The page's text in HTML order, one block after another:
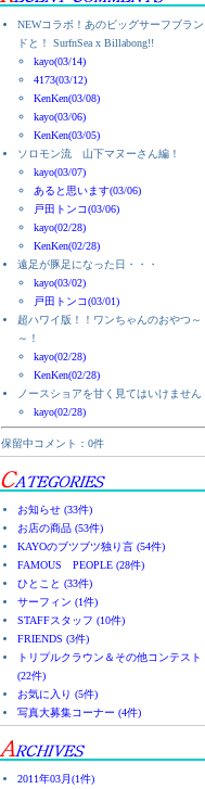
NEWコラボ！あのビッグサーフブラン
ドと！ SurfnSea x Billabong!!
kayo(03/14)
4173(03/12)
KenKen(03/08)
kayo(03/06)
KenKen(03/05)
ソロモン流 山下マヌーさん編！
kayo(03/07)
あると思います(03/06)
戸田トンコ(03/06)
kayo(02/28)
KenKen(02/28)
遠足が豚足になった日・・・
kayo(03/02)
戸田トンコ(03/01)
超ハワイ版！！ワンちゃんのおやつ～
～！
kayo(02/28)
KenKen(02/28)
ノースショアを甘く見てはいけません
kayo(02/28)
保留中コメント：0件
お知らせ (33件)
お店の商品 (53件)
KAYOのブツブツ独り言 (54件)
FAMOUS PEOPLE (28件)
ひとこと (33件)
サーフィン (1件)
STAFFスタッフ (10件)
FRIENDS (3件)
トリプルクラウン＆その他コンテスト
(22件)
お気に入り (5件)
写真大募集コーナー (4件)
2011年03月(1件)